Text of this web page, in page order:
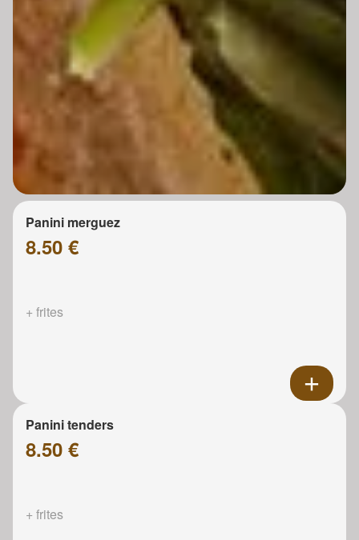
Panini merguez
8.50 €
+ frites
Panini tenders
8.50 €
+ frites